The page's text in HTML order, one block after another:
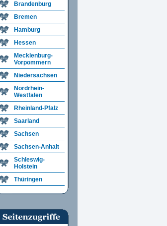
Brandenburg
Bremen
Hamburg
Hessen
Mecklenburg-
Vorpommern
Niedersachsen
Nordrhein-
Westfalen
Rheinland-Pfalz
Saarland
Sachsen
Sachsen-Anhalt
Schleswig-
Holstein
Thüringen